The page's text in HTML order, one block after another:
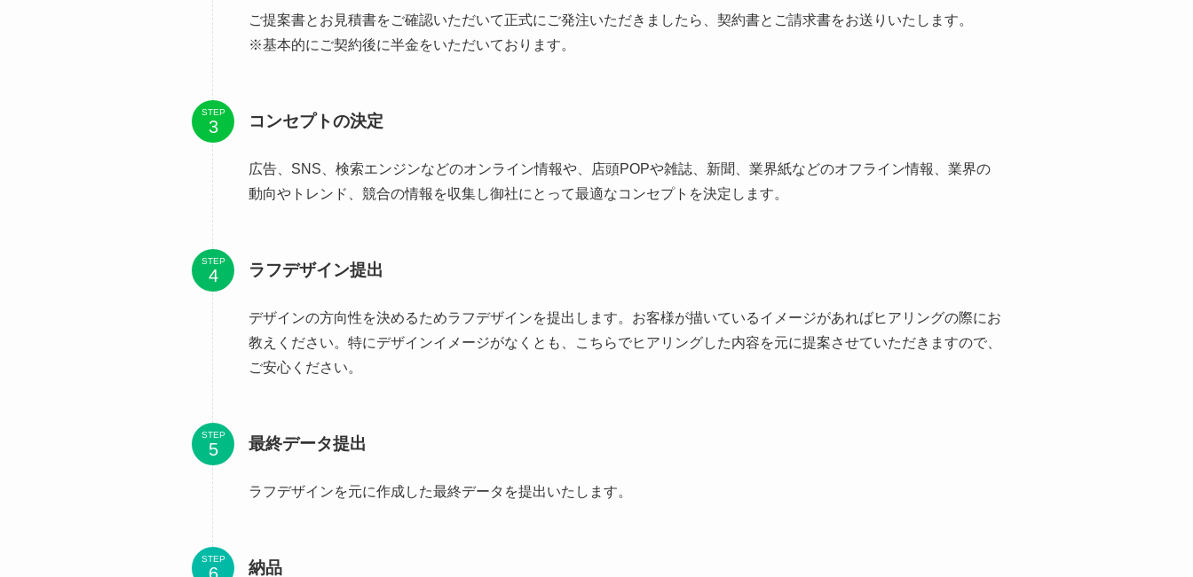
ご提案書とお見積書をご確認いただいて正式にご発注いただきましたら、契約書とご請求書をお送りいたします。
※基本的にご契約後に半金をいただいております。
STEP コンセプトの決定
広告、SNS、検索エンジンなどのオンライン情報や、店頭POPや雑誌、新聞、業界紙などのオフライン情報、業界の
動向やトレンド、競合の情報を収集し御社にとって最適なコンセプトを決定します。
STEP ラフデザイン提出
デザインの方向性を決めるためラフデザインを提出します。お客様が描いているイメージがあればヒアリングの際にお
教えください。特にデザインイメージがなくとも、こちらでヒアリングした内容を元に提案させていただきますので、
ご安心ください。
STEP 最終データ提出
ラフデザインを元に作成した最終データを提出いたします。
STEP 納品